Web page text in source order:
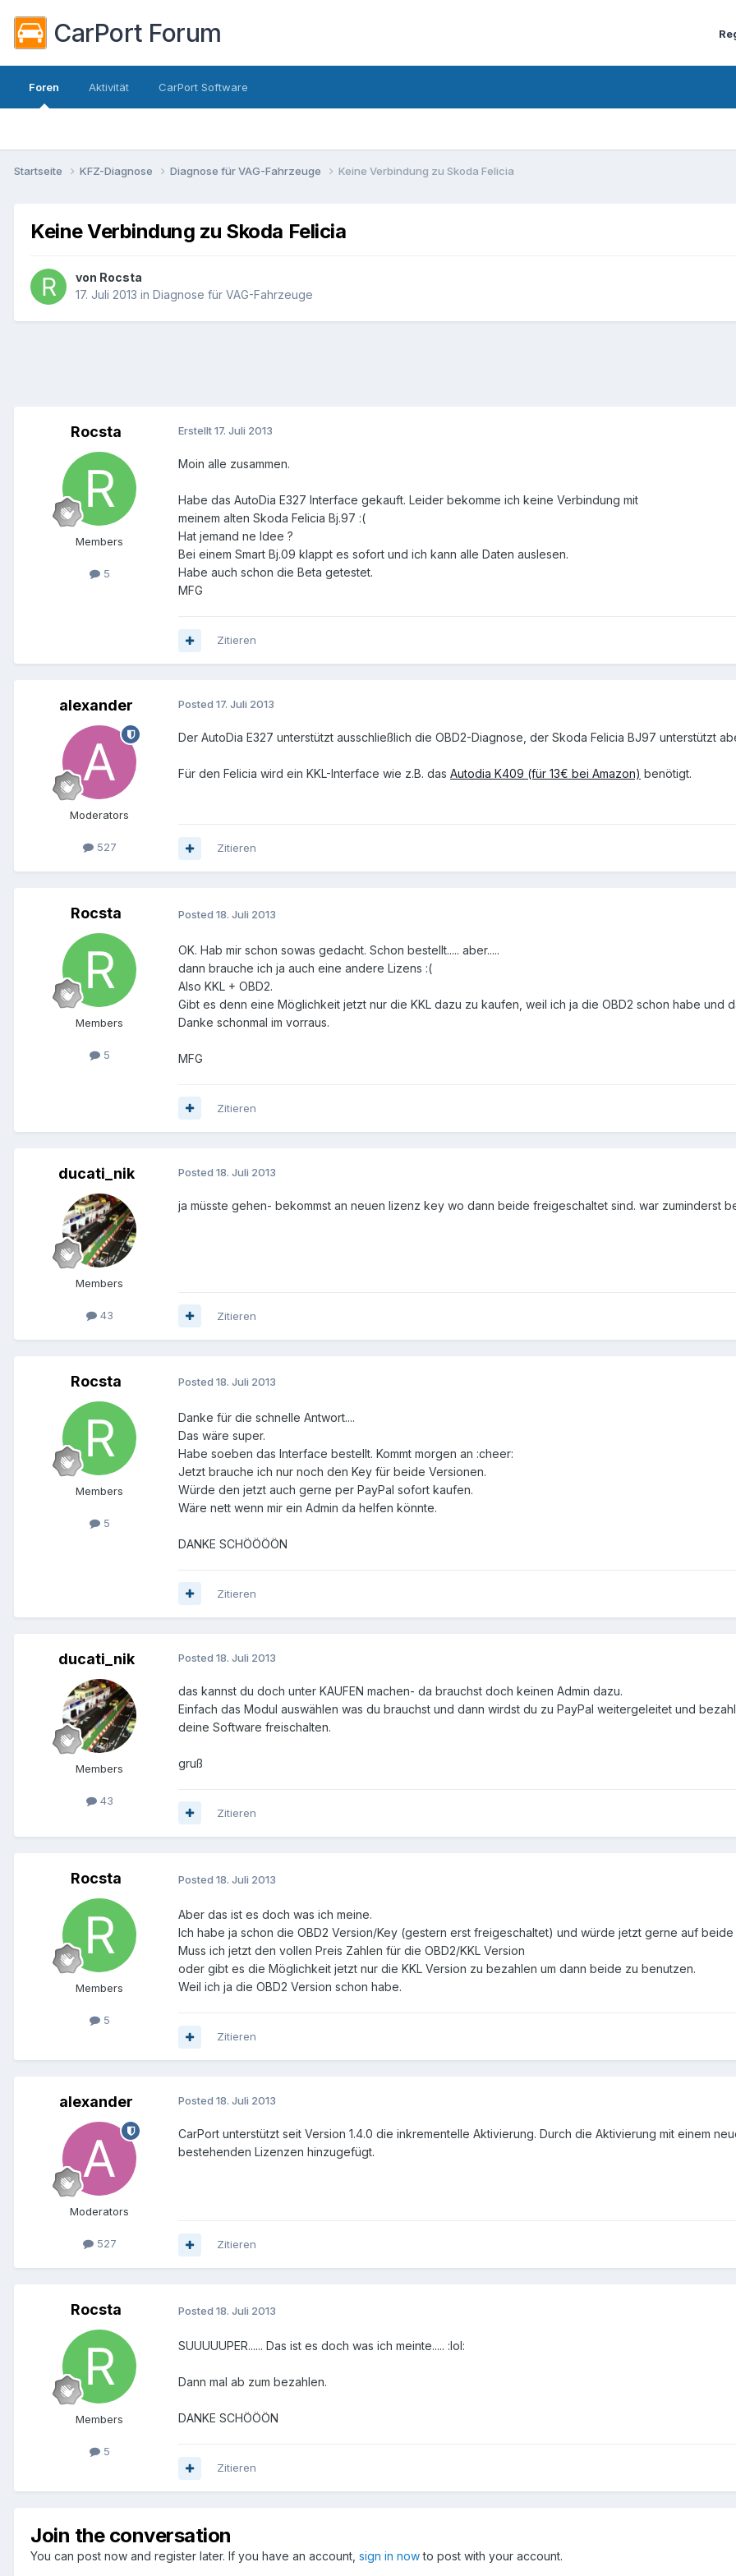
CarPort Forum
Foren Aktivität CarPort Software
Startseite KFZ-Diagnose Diagnose für VAG-Fahrzeuge Keine Verbindung zu Skoda Felicia
Keine Verbindung zu Skoda Felicia
von Rocsta
17. Juli 2013 in Diagnose für VAG-Fahrzeuge
Rocsta
Members
5
Erstellt17. Juli 2013
Moin alle zusammen.
Habe das AutoDia E327 Interface gekauft. Leider bekomme ich keine Verbindung mit
meinem alten Skoda Felicia Bj.97 :(
Hat jemand ne Idee ?
Bei einem Smart Bj.09 klappt es sofort und ich kann alle Daten auslesen.
Habe auch schon die Beta getestet.
MFG
Zitieren
alexander
Moderators
527
Posted 17. Juli 2013
Der AutoDia E327 unterstützt ausschließlich die OBD2-Diagnose, der Skoda Felicia BJ97 unterstützt
Für den Felicia wird ein KKL-Interface wie z.B. das Autodia K409 (für 13€ bei Amazon) benötigt.
Zitieren
Rocsta
Members
5
Posted 18. Juli 2013
OK. Hab mir schon sowas gedacht. Schon bestellt..... aber.....
dann brauche ich ja auch eine andere Lizens :(
Also KKL + OBD2.
Gibt es denn eine Möglichkeit jetzt nur die KKL dazu zu kaufen, weil ich ja die OBD2 schon habe und
Danke schonmal im vorraus.
MFG
Zitieren
ducati_nik
Members
43
Posted 18. Juli 2013
ja müsste gehen- bekommst an neuen lizenz key wo dann beide freigeschaltet sind. war zuminderst
Zitieren
Rocsta
Members
5
Posted 18. Juli 2013
Danke für die schnelle Antwort....
Das wäre super.
Habe soeben das Interface bestellt. Kommt morgen an :cheer:
Jetzt brauche ich nur noch den Key für beide Versionen.
Würde den jetzt auch gerne per PayPal sofort kaufen.
Wäre nett wenn mir ein Admin da helfen könnte.
DANKE SCHÖÖÖÖN
Zitieren
ducati_nik
Members
43
Posted 18. Juli 2013
das kannst du doch unter KAUFEN machen- da brauchst doch keinen Admin dazu.
Einfach das Modul auswählen was du brauchst und dann wirdst du zu PayPal weitergeleitet und
deine Software freischalten.
gruß
Zitieren
Rocsta
Members
5
Posted 18. Juli 2013
Aber das ist es doch was ich meine.
Ich habe ja schon die OBD2 Version/Key (gestern erst freigeschaltet) und würde jetzt gerne auf beide
Muss ich jetzt den vollen Preis Zahlen für die OBD2/KKL Version
oder gibt es die Möglichkeit jetzt nur die KKL Version zu bezahlen um dann beide zu benutzen.
Weil ich ja die OBD2 Version schon habe.
Zitieren
alexander
Moderators
527
Posted 18. Juli 2013
CarPort unterstützt seit Version 1.4.0 die inkrementelle Aktivierung. Durch die Aktivierung mit einem
bestehenden Lizenzen hinzugefügt.
Zitieren
Rocsta
Members
5
Posted 18. Juli 2013
SUUUUUPER...... Das ist es doch was ich meinte..... :lol:
Dann mal ab zum bezahlen.
DANKE SCHÖÖÖN
Zitieren
Join the conversation
You can post now and register later. If you have an account, sign in nowto post with your account.